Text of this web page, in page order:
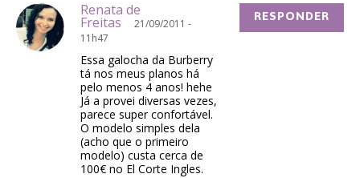
Renata de
Freitas
21/09/2011 -
11h47
Essa galocha da Burberry
tá nos meus planos há
pelo menos 4 anos! hehe
Já a provei diversas vezes,
parece super confortável.
O modelo simples dela
(acho que o primeiro
modelo) custa cerca de
100€ no El Corte Ingles.
RESPONDER